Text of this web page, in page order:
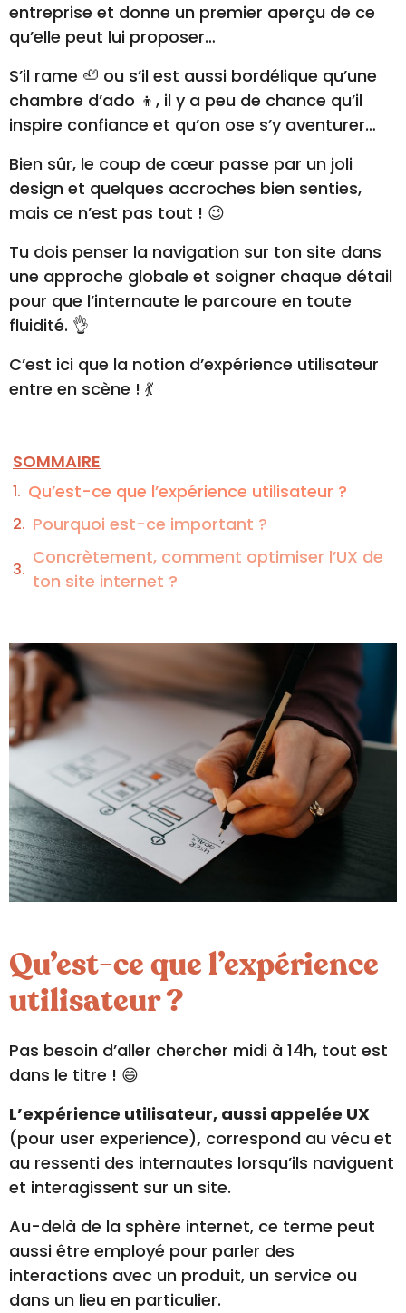
entreprise et donne un premier aperçu de ce
qu’elle peut lui proposer…
S’il rame 🦥 ou s’il est aussi bordélique qu’une
chambre d’ado 👦, il y a peu de chance qu’il
inspire confiance et qu’on ose s’y aventurer…
Bien sûr, le coup de cœur passe par un joli
design et quelques accroches bien senties,
mais ce n’est pas tout ! 😉
Tu dois penser la navigation sur ton site dans
une approche globale et soigner chaque détail
pour que l’internaute le parcoure en toute
fluidité. 👌
C’est ici que la notion d’expérience utilisateur
entre en scène ! 💃
SOMMAIRE
Qu’est-ce que l’expérience utilisateur ?
Pourquoi est-ce important ?
Concrètement, comment optimiser l’UX de
ton site internet ?
Qu’est-ce que l’expérience
utilisateur ?
Pas besoin d’aller chercher midi à 14h, tout est
dans le titre ! 😄
L’expérience utilisateur, aussi appelée UX
(pour user experience), correspond au vécu et
au ressenti des internautes lorsqu’ils naviguent
et interagissent sur un site.
Au-delà de la sphère internet, ce terme peut
aussi être employé pour parler des
interactions avec un produit, un service ou
dans un lieu en particulier.